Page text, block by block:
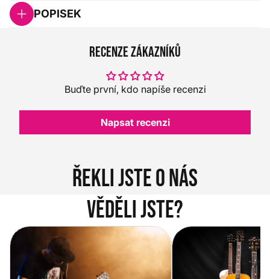
POPISEK
Recenze zákazníků
Buďte první, kdo napíše recenzi
Napsat recenzi
Řekli jste o nás
Věděli jste?
Vítejte na novém e-shopu Music
City
Jak vybrat